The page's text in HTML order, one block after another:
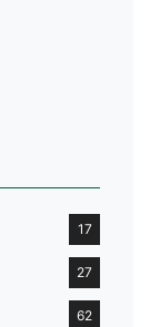
17
27
62